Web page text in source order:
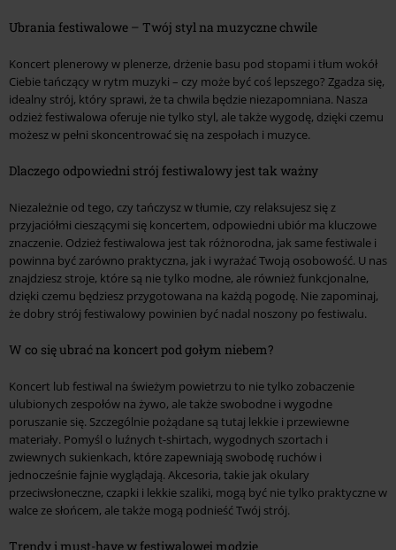
Ubrania festiwalowe – Twój styl na muzyczne chwile
Koncert plenerowy w plenerze, drżenie basu pod stopami i tłum wokół
Ciebie tańczący w rytm muzyki – czy może być coś lepszego? Zgadza się,
idealny strój, który sprawi, że ta chwila będzie niezapomniana. Nasza
odzież festiwalowa oferuje nie tylko styl, ale także wygodę, dzięki czemu
możesz w pełni skoncentrować się na zespołach i muzyce.
Dlaczego odpowiedni strój festiwalowy jest tak ważny
Niezależnie od tego, czy tańczysz w tłumie, czy relaksujesz się z
przyjaciółmi cieszącymi się koncertem, odpowiedni ubiór ma kluczowe
znaczenie. Odzież festiwalowa jest tak różnorodna, jak same festiwale i
powinna być zarówno praktyczna, jak i wyrażać Twoją osobowość. U nas
znajdziesz stroje, które są nie tylko modne, ale również funkcjonalne,
dzięki czemu będziesz przygotowana na każdą pogodę. Nie zapominaj,
że dobry strój festiwalowy powinien być nadal noszony po festiwalu.
W co się ubrać na koncert pod gołym niebem?
Koncert lub festiwal na świeżym powietrzu to nie tylko zobaczenie
ulubionych zespołów na żywo, ale także swobodne i wygodne
poruszanie się. Szczególnie pożądane są tutaj lekkie i przewiewne
materiały. Pomyśl o luźnych t-shirtach, wygodnych szortach i
zwiewnych sukienkach, które zapewniają swobodę ruchów i
jednocześnie fajnie wyglądają. Akcesoria, takie jak okulary
przeciwsłoneczne, czapki i lekkie szaliki, mogą być nie tylko praktyczne w
walce ze słońcem, ale także mogą podnieść Twój strój.
Trendy i must-have w festiwalowej modzie